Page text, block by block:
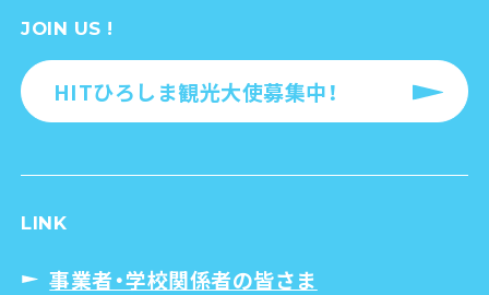
JOIN US !
HITひろしま観光大使募集中！
LINK
事業者・学校関係者の皆さま